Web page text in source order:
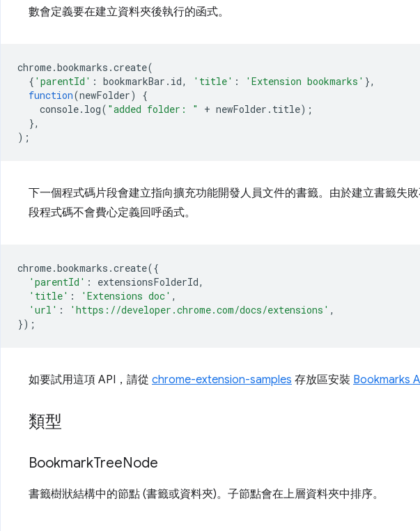
數會定義要在建立資料夾後執行的函式。
chrome.bookmarks .create(
{ 'parentId' : bookmarkBar . id, 'title' : 'Extension bookmarks' },
function(newFolder)
{
console. log( "added folder: " + newFolder . title);
},
);
下一個程式碼片段會建立指向擴充功能開發人員文件的書籤。由於建立書籤失
段程式碼不會費心定義回呼函式。
chrome.bookmarks .create({
'parentId' : extensionsFolderId,
'title' : 'Extensions doc' ,
'url' : 'https://developer.chrome.com/docs/extensions' ,
});
如要試用這項 API，請從 chrome-extension-samples 存放區安裝 Bookmarks
類型
BookmarkTreeNode
書籤樹狀結構中的節點 (書籤或資料夾)。子節點會在上層資料夾中排序。